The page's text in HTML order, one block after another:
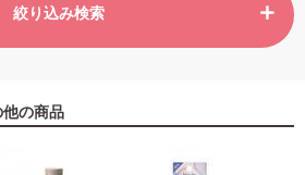
絞り込み検索
の商品